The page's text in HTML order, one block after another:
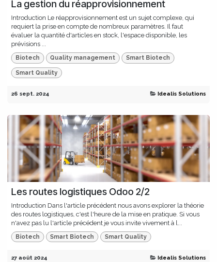
La gestion du réapprovisionnement
Introduction Le réapprovisionnement est un sujet complexe, qui
requiert la prise en compte de nombreux paramètres. Il faut
évaluer la quantité d'articles en stock, l'espace disponible, les
prévisions ...
Biotech Quality management Smart Biotech
Smart Quality
26 sept. 2024 Idealis Solutions
Les routes logistiques Odoo 2/2
Introduction Dans l'article précédent nous avons explorer la théorie
des routes logistiques, c'est l'heure de la mise en pratique. Si vous
n'avez pas lu l'article précédent je vous invite vivement à l...
Biotech Smart Biotech Smart Quality
27 août 2024 Idealis Solutions